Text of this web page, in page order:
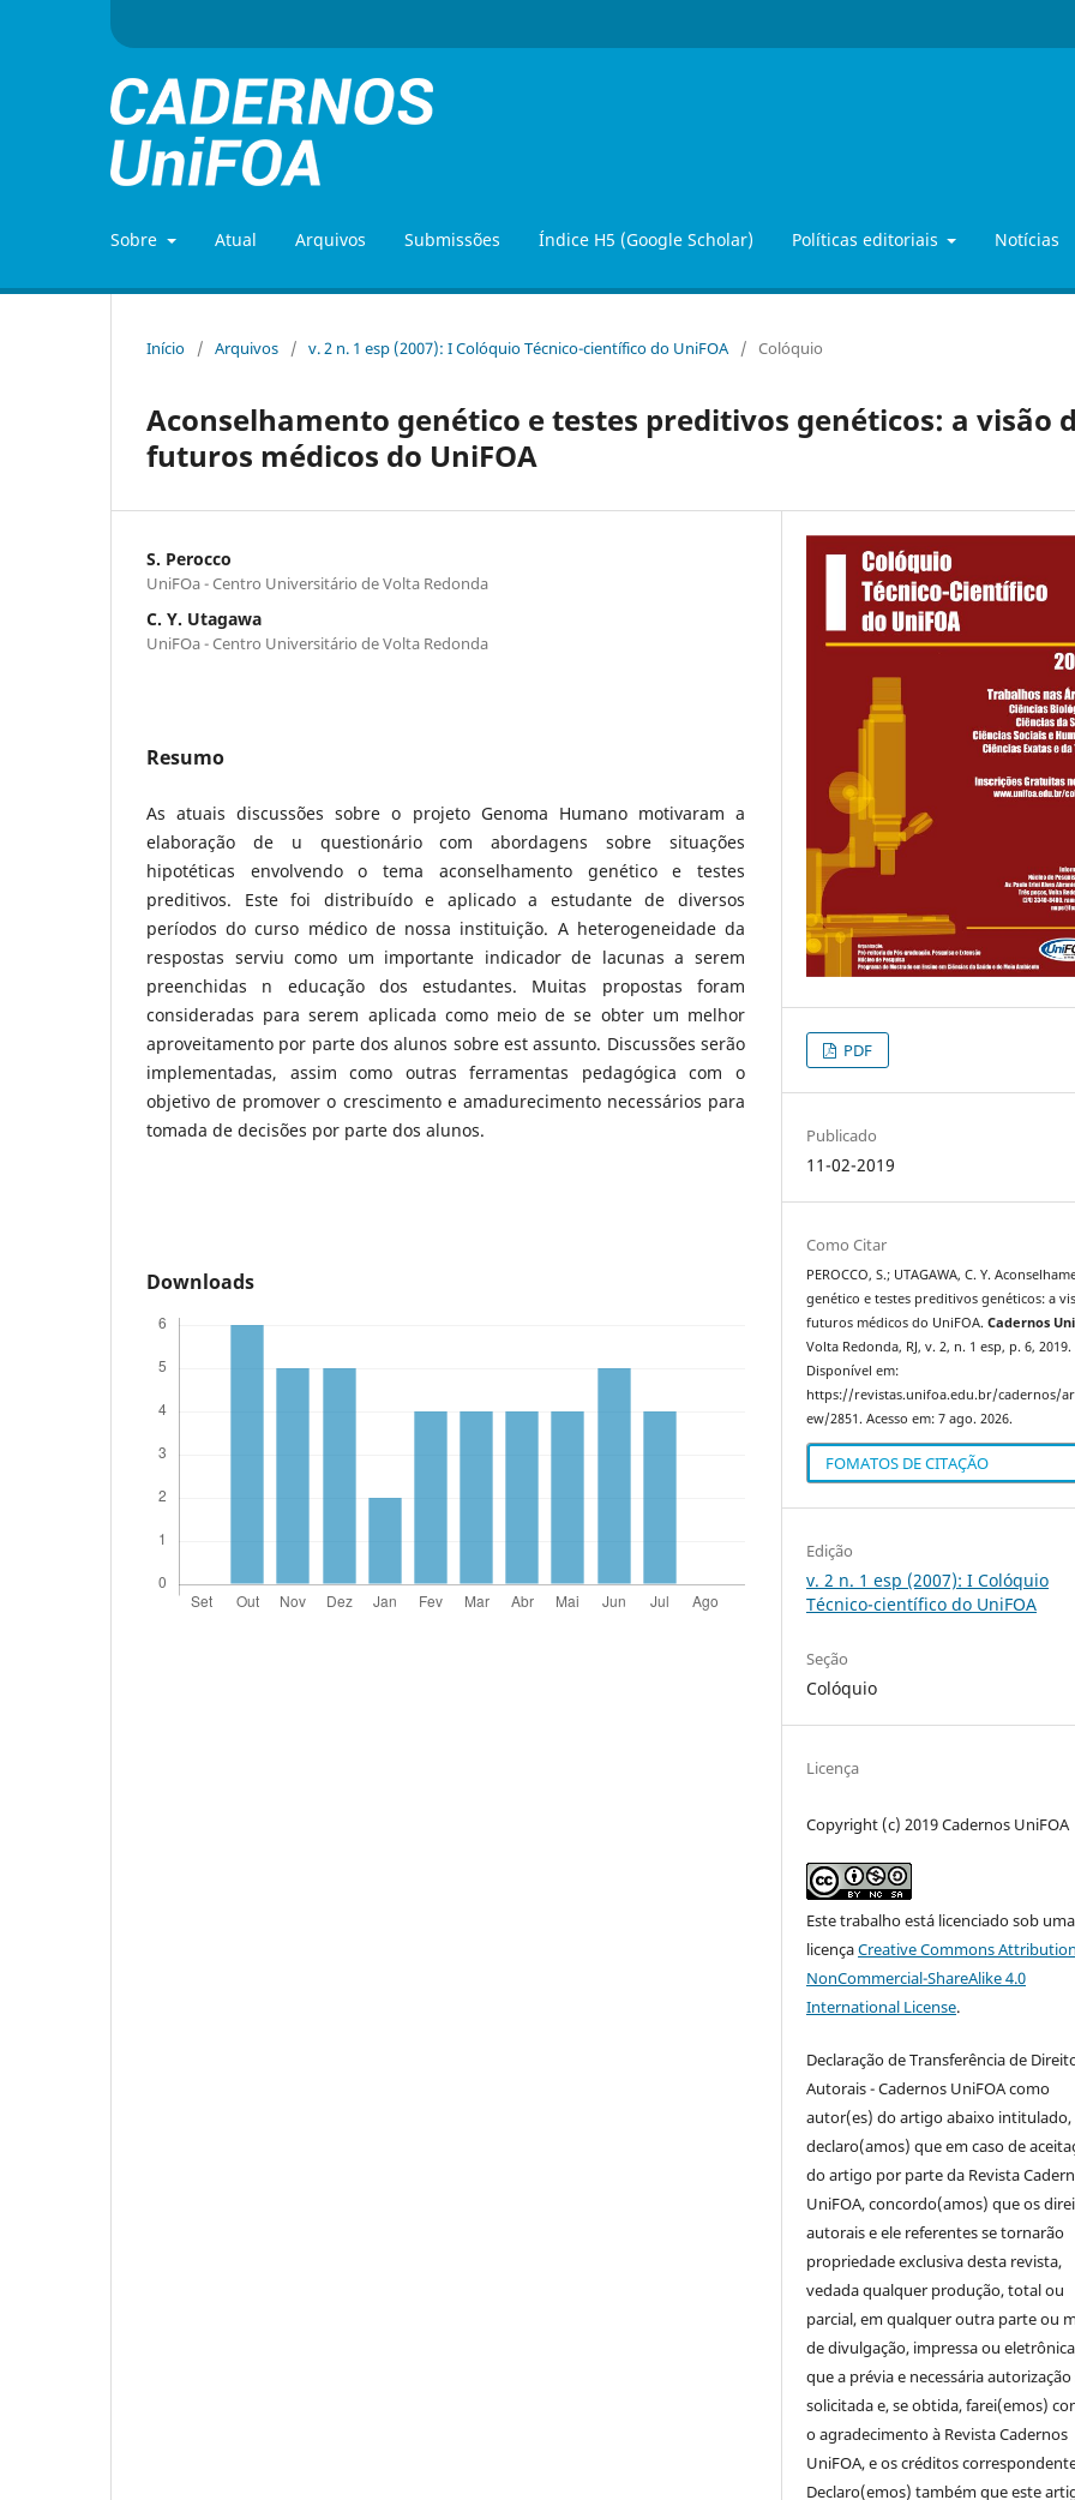
Sobre Atual Arquivos Submissões Índice H5 (Google Scholar) Políticas editoriais Notícias
Início / Arquivos / v. 2 n. 1 esp (2007): I Colóquio Técnico-científico do UniFOA / Colóquio
Aconselhamento genético e testes preditivos genéticos: a visão
futuros médicos do UniFOA
S. Perocco
UniFOa - Centro Universitário de Volta Redonda
C. Y. Utagawa
UniFOa - Centro Universitário de Volta Redonda
Resumo
As atuais discussões sobre o projeto Genoma Humano motivaram a
elaboração de u questionário com abordagens sobre situações
hipotéticas envolvendo o tema aconselhamento genético e testes
preditivos. Este foi distribuído e aplicado a estudante de diversos
períodos do curso médico de nossa instituição. A heterogeneidade da
respostas serviu como um importante indicador de lacunas a serem
preenchidas n educação dos estudantes. Muitas propostas foram
consideradas para serem aplicada como meio de se obter um melhor
aproveitamento por parte dos alunos sobre est assunto. Discussões serão
implementadas, assim como outras ferramentas pedagógica com o
objetivo de promover o crescimento e amadurecimento necessários para
tomada de decisões por parte dos alunos.
Downloads
PDF
Publicado
11-02-2019
Como Citar
PEROCCO, S.; UTAGAWA, C. Y.
genético e testes preditivos genéticos: a
futuros médicos do UniFOA.Cadernos
Volta Redonda, RJ, v. 2, n. 1 esp, p. 6, 2019.
Disponível em:
https://revistas.unifoa.edu.br/cadernos/
ew/2851. Acesso em: 7 ago. 2026.
FOMATOS DE CITAÇÃO
Edição
v. 2 n. 1 esp (2007): I Colóquio
Técnico-científico do UniFOA
Seção
Colóquio
Licença
Copyright (c) 2019 Cadernos UniFOA
Este trabalho está licenciado sob uma
licençaCreative Commons
NonCommercial-ShareAlike 4.0
International License.
Declaração de Transferência de
Autorais - Cadernos UniFOA como
autor(es) do artigo abaixo intitulado,
declaro(amos) que em caso de
do artigo por parte da Revista
UniFOA, concordo(amos) que os
autorais e ele referentes se tornarão
propriedade exclusiva desta revista,
vedada qualquer produção, total ou
parcial, em qualquer outra parte ou
de divulgação, impressa ou
que a prévia e necessária autorização
solicitada e, se obtida, farei(emos)
o agradecimento à Revista Cadernos
UniFOA, e os créditos
Declaro(emos) também que este